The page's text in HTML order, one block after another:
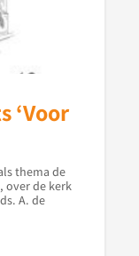
‘Voor
thema de
over de kerk
A. de